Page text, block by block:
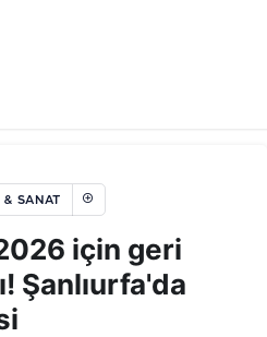
& SANAT
için geri
Şanlıurfa'da